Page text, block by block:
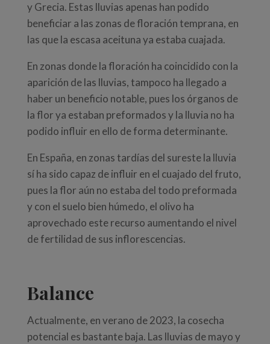
y Grecia. Estas lluvias apenas han podido
beneficiar a las zonas de floración temprana, en
las que la escasa aceituna ya estaba cuajada.
En zonas donde la floración ha coincidido con la
aparición de las lluvias, tampoco ha llegado a
haber un beneficio notable, pues los órganos de
la flor ya estaban preformados y la lluvia no ha
podido influir en ello de forma determinante.
En España, en zonas tardías del sureste la lluvia
sí ha sido capaz de influir en el cuajado del fruto,
pues la flor aún no estaba del todo preformada
y con el suelo bien húmedo, el olivo ha
aprovechado este recurso aumentando el nivel
de fertilidad de sus inflorescencias.
Balance
Actualmente, en verano de 2023, la cosecha
potencial es bastante baja. Las lluvias de mayo y